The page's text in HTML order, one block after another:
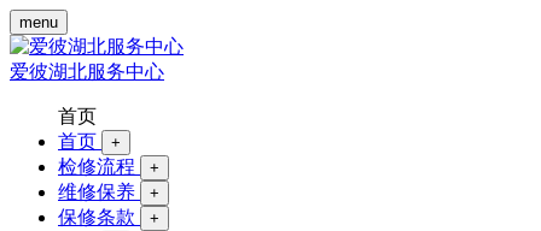
menu
爱彼湖北服务中心
首页
首页
+
检修流程 +
维修保养 +
保修条款 +